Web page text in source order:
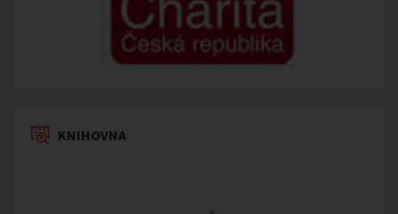
KNIHOVNA